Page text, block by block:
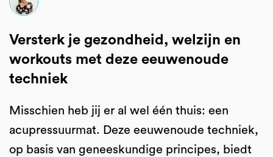
Versterk je gezondheid, welzijn en
workouts met deze eeuwenoude
techniek
Misschien heb jij er al wel één thuis: een
acupressuurmat. Deze eeuwenoude techniek,
op basis van geneeskundige principes, biedt